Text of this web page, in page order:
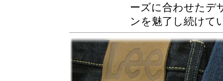
ーズに合わせたデ
ンを魅了し続けて